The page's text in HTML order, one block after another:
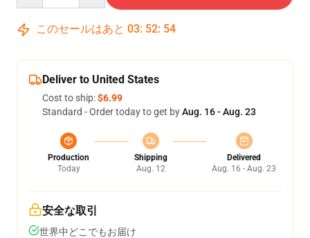
このセールはあと 03: 52: 54
Deliver to United States
Cost to ship:$6.99
Standard - Order today to get byAug. 16 - Aug. 23
Production
Today
Shipping
Aug. 12
Delivered
Aug. 16 - Aug. 23
安全な取引
世界中どこでもお届け